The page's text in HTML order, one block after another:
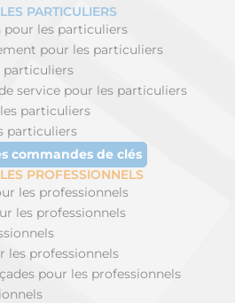
PARTICULIERS
pour les particuliers
pour les particuliers
particuliers
service pour les particuliers
particuliers
particuliers
commandes de clés
PROFESSIONNELS
les professionnels
les professionnels
les professionnels
pour les professionnels